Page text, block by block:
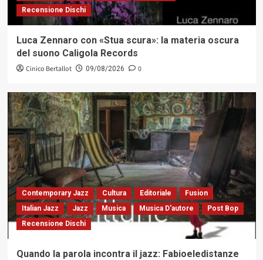
Recensione Dischi
Luca Zennaro con «Stua scura»: la materia oscura
del suono Caligola Records
Cinico Bertallot 09/08/2026 0
Contemporary Jazz Cultura Editoriale
Fusion
Italian Jazz
Jazz Musica Musica D'autore
Post Bop
Recensione Dischi
Quando la parola incontra il jazz: Fabioeledistanze